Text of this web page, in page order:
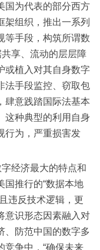
国为代表的部分西方
架组织，推出一系列
等手段，构筑所谓数
享、流动的层层障
或植入对其自身数字
法手段监控、窃取包
肆意践踏国际法基本
这种典型的利用自身
行为，严重损害发
经济最大的特点和
国推行的“数据本地
违反技术逻辑，更
意识形态因素融入对
、防范中国的数字多
竞争中，“确保未来